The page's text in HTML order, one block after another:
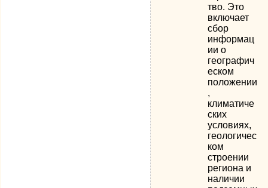
тво. Это
включает
сбор
информац
ии о
географич
еском
положении
,
климатиче
ских
условиях,
геологичес
ком
строении
региона и
наличии